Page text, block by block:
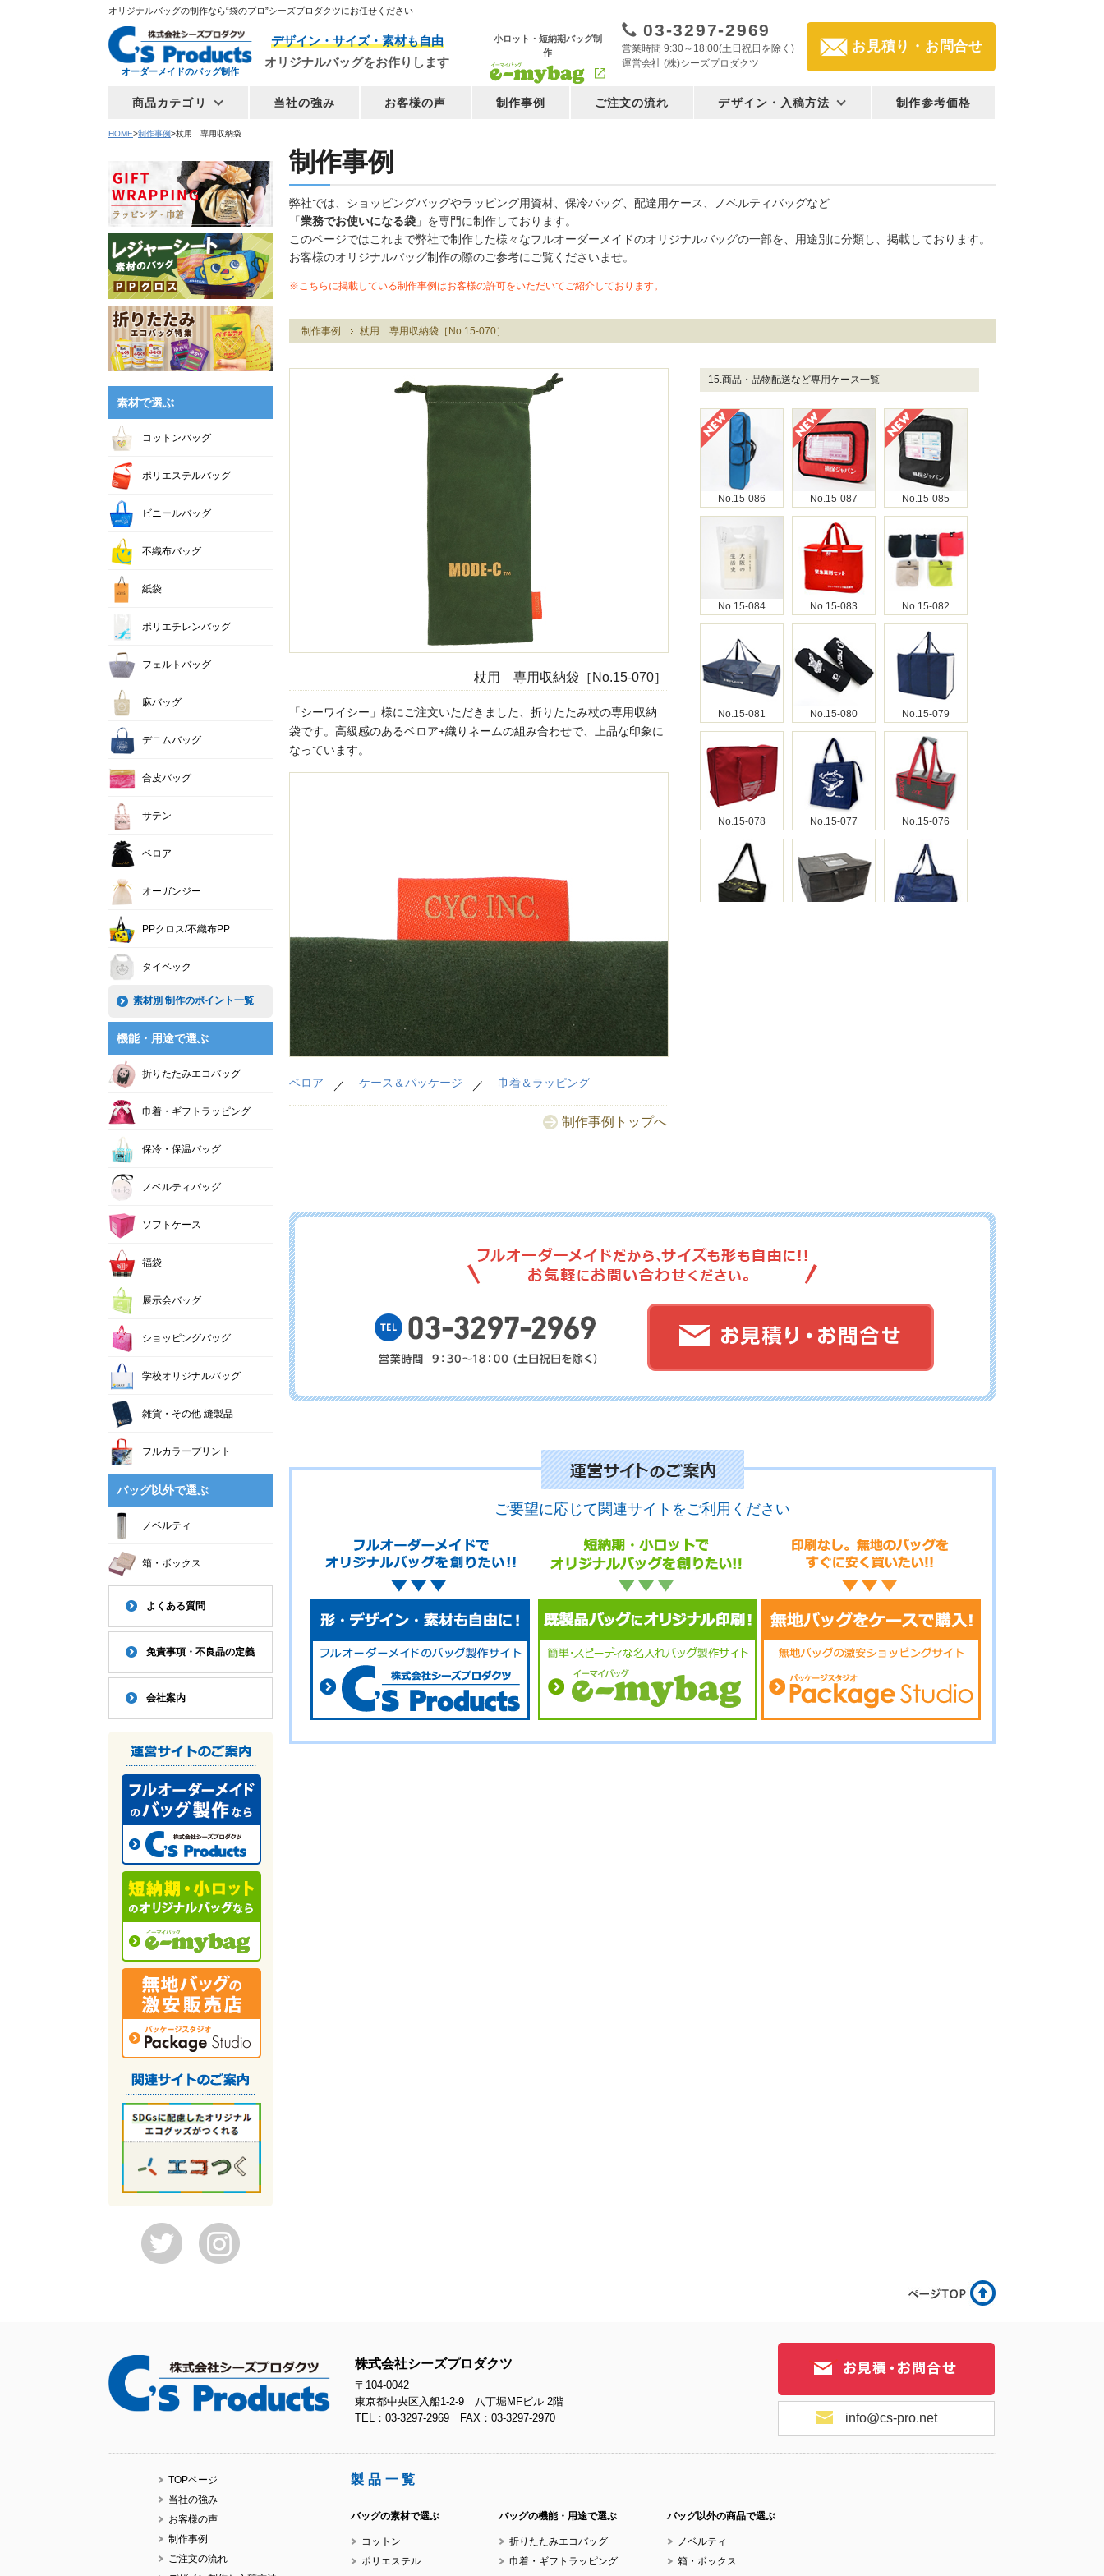
オリジナルバッグの制作なら“袋のプロ”シーズプロダクツにお任せください
オーダーメイドのバッグ制作
デザイン・サイズ・素材も自由
オリジナルバッグをお作りします
小ロット・短納期バッグ制
作
03-3297-2969
営業時間 9:30～18:00(土日祝日を除く)
運営会社 (株)シーズプロダクツ
お見積り・お問合せ
商品カテゴリ 当社の強み お客様の声 制作事例 ご注文の流れ デザイン・入稿方法 制作参考価格
HOME 制作事例 杖用 専用収納袋
制作事例
弊社では、ショッピングバッグやラッピング用資材、保冷バッグ、配達用ケース、ノベルティバッグなど
「業務でお使いになる袋 」を専門に制作しております。
このページではこれまで弊社で制作した様々なフルオーダーメイドのオリジナルバッグの一部を、用途別に分類し、掲載しております。
お客様のオリジナルバッグ制作の際のご参考にご覧くださいませ。
※こちらに掲載している制作事例はお客様の許可をいただいてご紹介しております。
制作事例 杖用 専用収納袋［No.15-070］
杖用 専用収納袋［No.15-070］
「シーワイシー」様にご注文いただきました、折りたたみ杖の専用収納
袋です。高級感のあるベロア+織りネームの組み合わせで、上品な印象に
なっています。
ベロア ケース＆パッケージ 巾着＆ラッピング
制作事例トップへ
15.商品・品物配送など専用ケース一覧
No.15-086 No.15-087 No.15-085
No.15-084 No.15-083 No.15-082
No.15-081 No.15-080 No.15-079
No.15-078 No.15-077 No.15-076
No.15-066
No.15-053 No.15-052 No.15-051
No.15-046 No.15-045 No.15-044
No.15-014 No.15-013
No.15-012
ご要望に応じて関連サイトをご利用ください
素材で選ぶ
コットンバッグ
ポリエステルバッグ
ビニールバッグ
不織布バッグ
紙袋
ポリエチレンバッグ
フェルトバッグ
麻バッグ
デニムバッグ
合皮バッグ
サテン
ベロア
オーガンジー
PPクロス/不織布PP
タイベック
素材別 制作のポイント一覧
機能・用途で選ぶ
折りたたみエコバッグ
巾着・ギフトラッピング
保冷・保温バッグ
ノベルティバッグ
ソフトケース
福袋
展示会バッグ
ショッピングバッグ
学校オリジナルバッグ
雑貨・その他 縫製品
フルカラープリント
バッグ以外で選ぶ
ノベルティ
箱・ボックス
よくある質問
免責事項・不良品の定義
会社案内
株式会社シーズプロダクツ
〒104-0042
東京都中央区入船1-2-9 八丁堀MFビル 2階
TEL：03-3297-2969 FAX：03-3297-2970
info@cs-pro.net
TOPページ
当社の強み
お客様の声
制作事例
ご注文の流れ
製品一覧
バッグの素材で選ぶ
コットン
ポリエステル
バッグの機能・用途で選ぶ
折りたたみエコバッグ
巾着・ギフトラッピング
バッグ以外の商品で選ぶ
ノベルティ
箱・ボックス